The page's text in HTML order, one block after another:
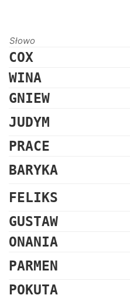
Słowo
COX
WINA
GNIEW
JUDYM
PRACE
BARYKA
FELIKS
GUSTAW
ONANIA
PARMEN
POKUTA